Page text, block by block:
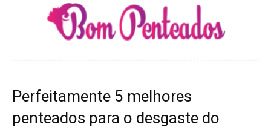
Perfeitamente 5 melhores
penteados para o desgaste do